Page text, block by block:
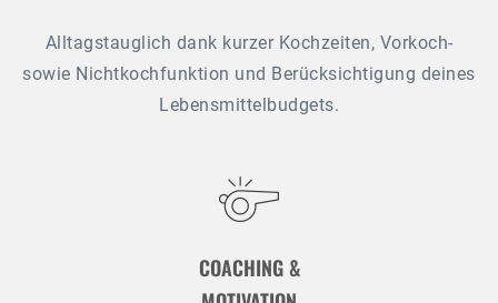
Alltagstauglich dank kurzer Kochzeiten, Vorkoch-
sowie Nichtkochfunktion und Berücksichtigung deines
Lebensmittelbudgets.
COACHING &